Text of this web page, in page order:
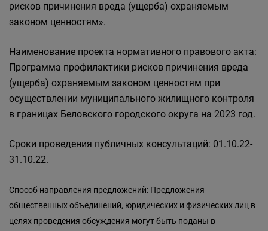
рисков причинения вреда (ущерба) охраняемым
законом ценностям».
Наименование проекта нормативного правового акта:
Программа профилактики рисков причинения вреда
(ущерба) охраняемым законом ценностям при
осуществлении муниципального жилищного контроля
в границах Беловского городского округа на 2023 год.
Сроки проведения публичных консультаций: 01.10.22-
31.10.22.
Способ направления предложений: Предложения
общественных объединений, юридических и физических лиц в
целях проведения обсуждения могут быть поданы в